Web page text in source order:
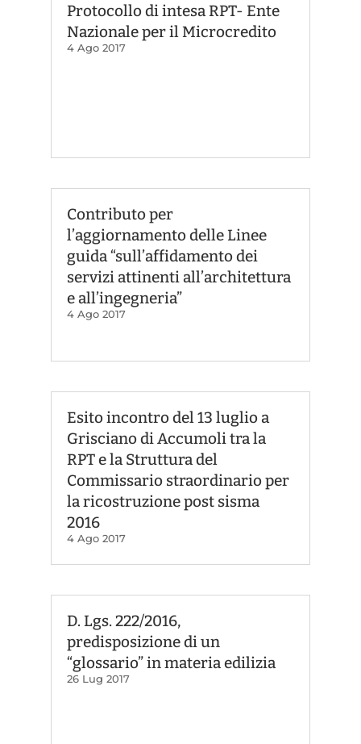
Protocollo di intesa RPT- Ente
Nazionale per il Microcredito
4 Ago 2017
Contributo per
l’aggiornamento delle Linee
guida “sull’affidamento dei
servizi attinenti all’architettura
e all’ingegneria”
4 Ago 2017
Esito incontro del 13 luglio a
Grisciano di Accumoli tra la
RPT e la Struttura del
Commissario straordinario per
la ricostruzione post sisma
2016
4 Ago 2017
D. Lgs. 222/2016,
predisposizione di un
“glossario” in materia edilizia
26 Lug 2017